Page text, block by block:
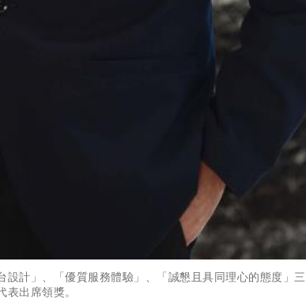
計」、「優質服務體驗」、「誠懇且具同理心的態度」
出席領獎。